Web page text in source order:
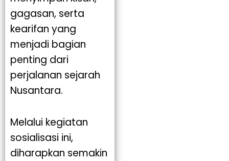
gagasan, serta
kearifan yang
menjadi bagian
penting dari
perjalanan sejarah
Nusantara.
Melalui kegiatan
sosialisasi ini,
diharapkan semakin